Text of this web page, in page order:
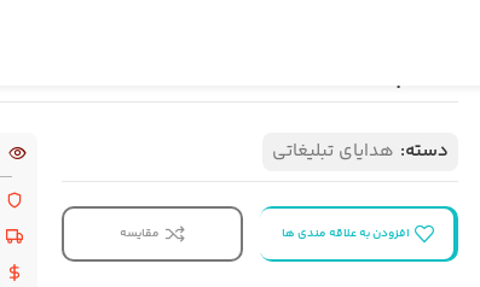
دسته: هدایای تبلیغاتی
افزودن به علاقه مندی ها مقایسه